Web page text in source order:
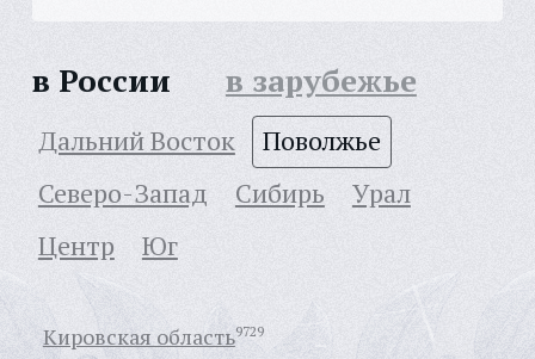
в России в зарубежье
Дальний Восток
Поволжье
Северо-Запад
Сибирь
Урал
Центр
Юг
Кировская область9729